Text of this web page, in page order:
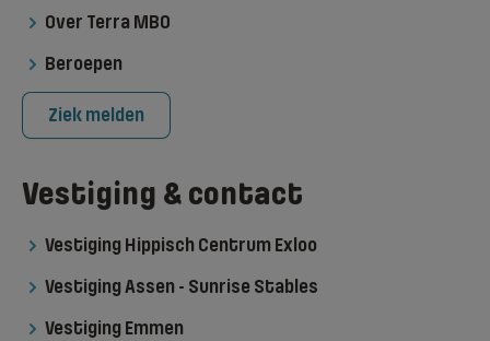
Over Terra MBO
Beroepen
Ziek melden
Vestiging & contact
Vestiging Hippisch Centrum Exloo
Vestiging Assen - Sunrise Stables
Vestiging Emmen